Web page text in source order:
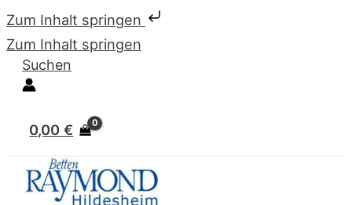
Zum Inhalt springen
Zum Inhalt springen
Suchen
0,00€